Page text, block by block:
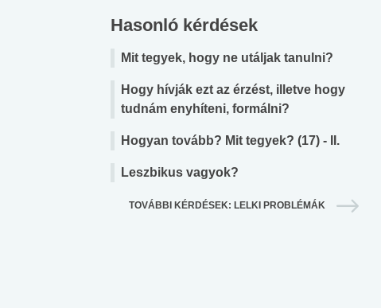
Hasonló kérdések
Mit tegyek, hogy ne utáljak tanulni?
Hogy hívják ezt az érzést, illetve hogy
tudnám enyhíteni, formálni?
Hogyan tovább? Mit tegyek? (17) - II.
Leszbikus vagyok?
TOVÁBBI KÉRDÉSEK: LELKI PROBLÉMÁK